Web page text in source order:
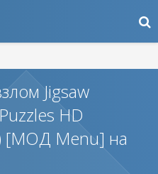
Jigsaw
HD
[МОД Menu] на